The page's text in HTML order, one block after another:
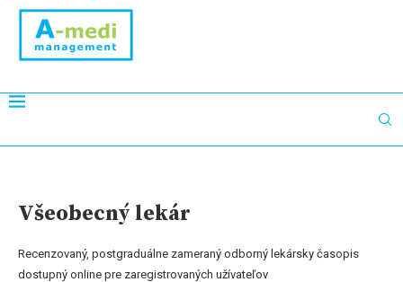
Všeobecný lekár
Recenzovaný, postgraduálne zameraný odborný lekársky časopis
dostupný online pre zaregistrovaných užívateľov